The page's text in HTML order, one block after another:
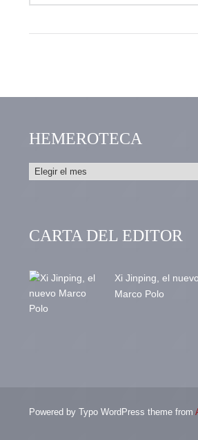
HEMEROTECA
CARTA DEL EDITOR
Xi Jinping, el nuevo
Marco Polo
Powered by Typo WordPress theme from